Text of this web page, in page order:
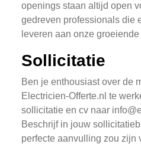
openings staan altijd open
gedreven professionals die
leveren aan onze
Sollicitatie
Ben je enthousiast over de
Electricien-Offerte.nl te
sollicitatie en cv naar
Beschrijf in jouw
perfecte aanvulling zou zijn